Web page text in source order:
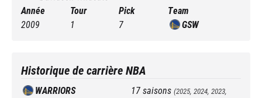
Année
2009
Tour
1
Pick
7
Team
GSW
Historique de carrière NBA
WARRIORS 17saisons (2025, 2024, 2023,